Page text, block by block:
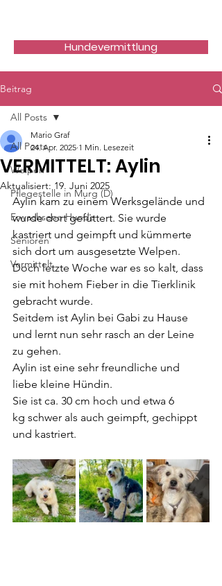
Hundevermittlung
Beitrag
All Posts
Welpen
Pflegestelle in Murg (D)
Erwachsene Hunde
Senioren
Vermittelt
All Posts
VERMITTELT: Aylin
Mario Graf
24. Apr. 2025 1 Min. Lesezeit
Aktualisiert: 19. Juni 2025
Aylin kam zu einem Werksgelände und
wurde dort gefüttert. Sie wurde
kastriert und geimpft und kümmerte
sich dort um ausgesetzte Welpen.
Doch letzte Woche war es so kalt, dass
sie mit hohem Fieber in die Tierklinik
gebracht wurde.
Seitdem ist Aylin bei Gabi zu Hause
und lernt nun sehr rasch an der Leine
zu gehen.
Aylin ist eine sehr freundliche und
liebe kleine Hündin.
Sie ist ca. 30 cm hoch und etwa 6
kg schwer als auch geimpft, gechippt
und kastriert.